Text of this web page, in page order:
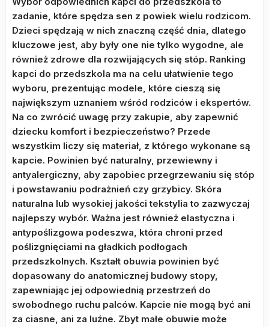
zadanie, które spędza sen z powiek wielu rodzicom.
Dzieci spędzają w nich znaczną część dnia, dlatego
kluczowe jest, aby były one nie tylko wygodne, ale
również zdrowe dla rozwijających się stóp. Ranking
kapci do przedszkola ma na celu ułatwienie tego
wyboru, prezentując modele, które cieszą się
największym uznaniem wśród rodziców i ekspertów.
Na co zwrócić uwagę przy zakupie, aby zapewnić
dziecku komfort i bezpieczeństwo? Przede
wszystkim liczy się materiał, z którego wykonane są
kapcie. Powinien być naturalny, przewiewny i
antyalergiczny, aby zapobiec przegrzewaniu się stóp
i powstawaniu podrażnień czy grzybicy. Skóra
naturalna lub wysokiej jakości tekstylia to zazwyczaj
najlepszy wybór. Ważna jest również elastyczna i
antypoślizgowa podeszwa, która chroni przed
poślizgnięciami na gładkich podłogach
przedszkolnych. Kształt obuwia powinien być
dopasowany do anatomicznej budowy stopy,
zapewniając jej odpowiednią przestrzeń do
swobodnego ruchu palców. Kapcie nie mogą być ani
za ciasne, ani za luźne. Zbyt małe obuwie może